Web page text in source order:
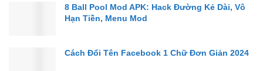
8 Ball Pool Mod APK: Hack Đường Kẻ Dài, Vô
Hạn Tiền, Menu Mod
Cách Đổi Tên Facebook 1 Chữ Đơn Giản 2024